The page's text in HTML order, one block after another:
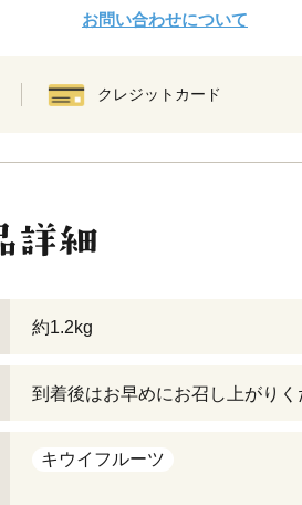
お問い合わせについて
クレジットカード
約1.2kg
到着後はお早めにお召し上がりく
キウイフルーツ